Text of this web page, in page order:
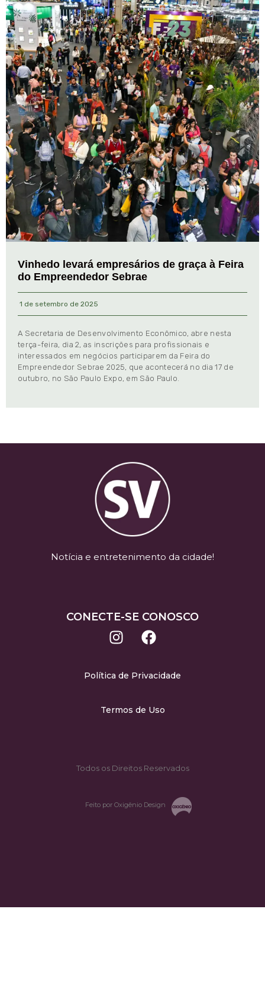
Vinhedo levará empresários de graça à Feira
do Empreendedor Sebrae
1 de setembro de 2025
A Secretaria de Desenvolvimento Econômico, abre nesta
terça-feira, dia 2, as inscrições para profissionais e
interessados em negócios participarem da Feira do
Empreendedor Sebrae 2025, que acontecerá no dia 17 de
outubro, no São Paulo Expo, em São Paulo.
Notícia e entretenimento da cidade!
CONECTE-SE CONOSCO
Política de Privacidade
Termos de Uso
Todos os Direitos Reservados
Feito por Oxigênio Design